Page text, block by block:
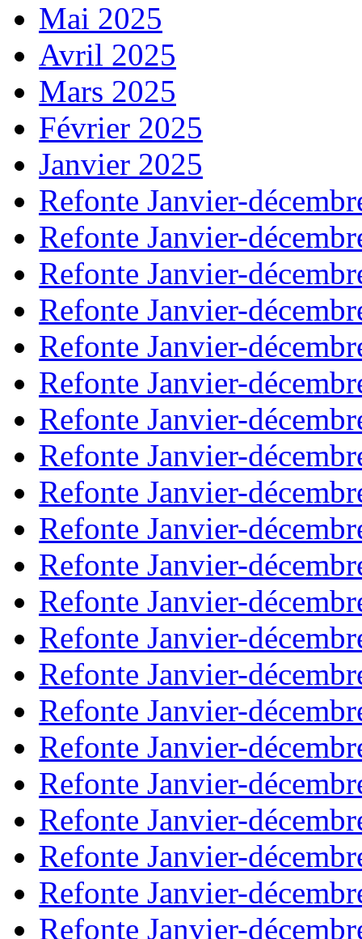
Mai 2025
Avril 2025
Mars 2025
Février 2025
Janvier 2025
Refonte Janvier-
Refonte Janvier-
Refonte Janvier-
Refonte Janvier-
Refonte Janvier-
Refonte Janvier-
Refonte Janvier-
Refonte Janvier-
Refonte Janvier-
Refonte Janvier-
Refonte Janvier-
Refonte Janvier-
Refonte Janvier-
Refonte Janvier-
Refonte Janvier-
Refonte Janvier-
Refonte Janvier-
Refonte Janvier-
Refonte Janvier-
Refonte Janvier-
Refonte Janvier-